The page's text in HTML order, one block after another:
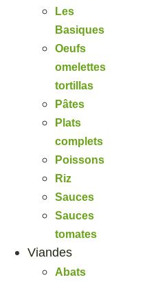
Les
Basiques
Oeufs
omelettes
tortillas
Pâtes
Plats
complets
Poissons
Riz
Sauces
Sauces
tomates
Viandes
Abats